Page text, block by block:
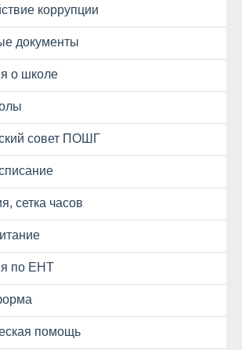
коррупции
документы
о школе
совет ПОШГ
сетка часов
по ЕНТ
помощь